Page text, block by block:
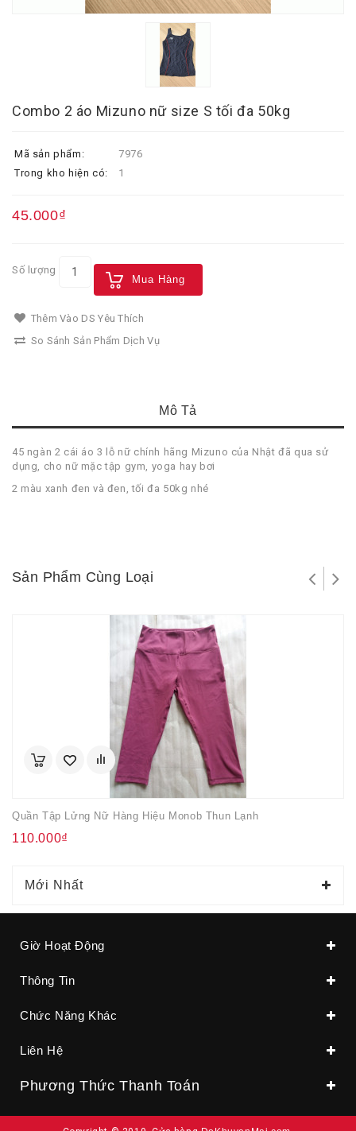
Combo 2 áo Mizuno nữ size S tối đa 50kg
Mã sản phẩm:
7976
Trong kho hiện có:
1
45.000₫
Số lượng
Mua Hàng
Thêm Vào DS Yêu Thích
So Sánh Sản Phẩm Dịch Vụ
Mô Tả
45 ngàn 2 cái áo 3 lỗ nữ chính hãng Mizuno của Nhật đã qua sử
dụng, cho nữ mặc tập gym, yoga hay bơi
2 màu xanh đen và đen, tối đa 50kg nhé
Sản Phẩm Cùng Loại
Quần Tập Lửng Nữ Hàng Hiệu Monob Thun Lạnh
110.000₫
Mới Nhất
Giờ Hoạt Động
Thông Tin
Chức Năng Khác
Liên Hệ
Phương Thức Thanh Toán